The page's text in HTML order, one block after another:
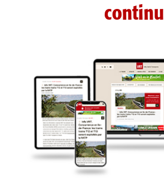
continu